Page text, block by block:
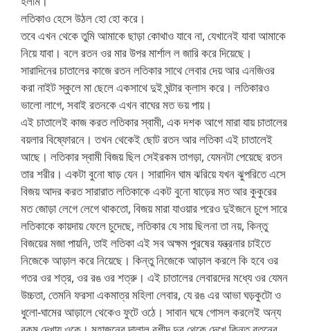
লতিকাও হেসে উঠল হো হো করে।
তবে এখন থেকে তুমি আমাকে ছাড়া কোথাও যাবে না, যেখানেই যাবা আমাকে
নিয়ে যাবা। বলে রতন ওর মার উপর মার্শাল ল জারি করে দিয়েছে।
সারাদিনের চাতালের কাজে রতন লতিকার সাথে লেবার দেয় আর এনজিওর
করা নাইট স্কুলে মা ছেলে একসাথে দুই ঘন্টার ক্লাস করে। লতিকারও
ভালো লাগে, সবাই রতনকে এখন বাঘের মত ভয় পায়।
এই চাতালেই কাজ করত লতিকার স্বামী, এক দশক আগে মারা যায় চাতালের
বয়লার বিষ্ফোরনে। তখন থেকেই ছোট রতন আর লতিকা এই চাতালেই
আছে। লতিকার স্বামী বিজয় ছিল সেইরকম তাগড়া, যেমনটা পেয়েছে রতন
তার শরীর। একটা বুনো ষাড় যেন। সারাদিন ঘাম ঝরিয়ে যখন ঝুপরিতে এসে
বিজয় আদর করত সারারাত লতিকাকে একট বুনো ষাড়ের মত আর কুকুরের
মত জোড়া লেগে লেগে থাকতো, বিজয় মারা যাওয়ার পরেও দুইজনে চুপে সারে
লতিকাকে কায়দায় ফেলে চুদেছে, লতিকার যে সায় ছিলনা তা নয়, কিন্তু
বিজয়ের মজা পায়নি, তাই লতিকা এই সব অক্ষম পুরষের যন্ত্রনার চাইতে
নিজেকে আড়াল করে নিয়েছে। কিন্তু নিজেকে আড়াল করলে কি হবে ওর
গতর ওর শত্র, ওর রঙ ওর শত্রু। এই চাতালের লেবারদের মধ্যে ওর যেমন
উচ্চতা, তেমনি ফরসা একমাত্র মহিলা লেবার, যে রঙ এর আভা ঘড়কুটো ও
ধুলো-ঘামের আড়ালে থেকেও ফুটে ওঠে। সাবান ঘষে গোসল করলেই অন্য